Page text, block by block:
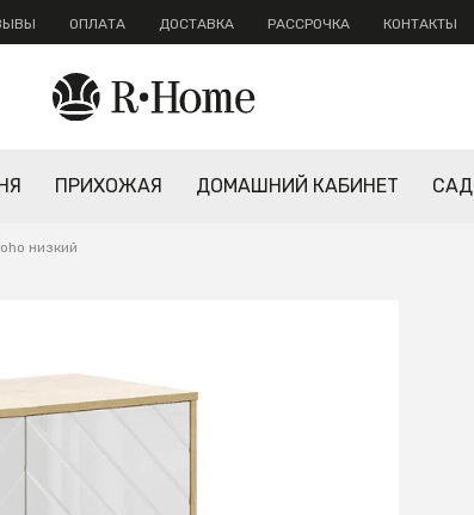
ОПЛАТА ДОСТАВКА РАССРОЧКА КОНТАКТЫ
ПРИХОЖАЯ ДОМАШНИЙ КАБИНЕТ САД
низкий